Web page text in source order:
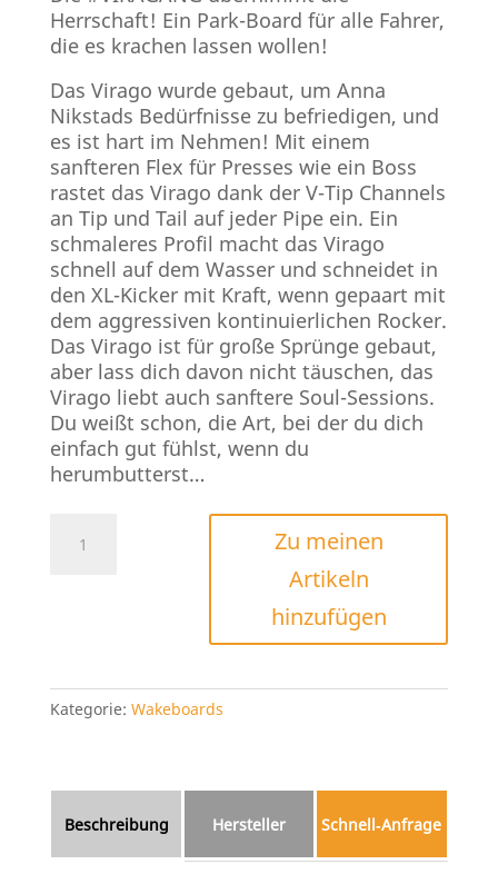
Herrschaft! Ein Park-Board für alle Fahrer,
die es krachen lassen wollen!
Das Virago wurde gebaut, um Anna
Nikstads Bedürfnisse zu befriedigen, und
es ist hart im Nehmen! Mit einem
sanfteren Flex für Presses wie ein Boss
rastet das Virago dank der V-Tip Channels
an Tip und Tail auf jeder Pipe ein. Ein
schmaleres Profil macht das Virago
schnell auf dem Wasser und schneidet in
den XL-Kicker mit Kraft, wenn gepaart mit
dem aggressiven kontinuierlichen Rocker.
Das Virago ist für große Sprünge gebaut,
aber lass dich davon nicht täuschen, das
Virago liebt auch sanftere Soul-Sessions.
Du weißt schon, die Art, bei der du dich
einfach gut fühlst, wenn du
herumbutterst…
Force
Zu meinen
Artikeln
hinzufügen
Kategorie: Wakeboards
Beschreibung Hersteller Schnell‑Anfrage